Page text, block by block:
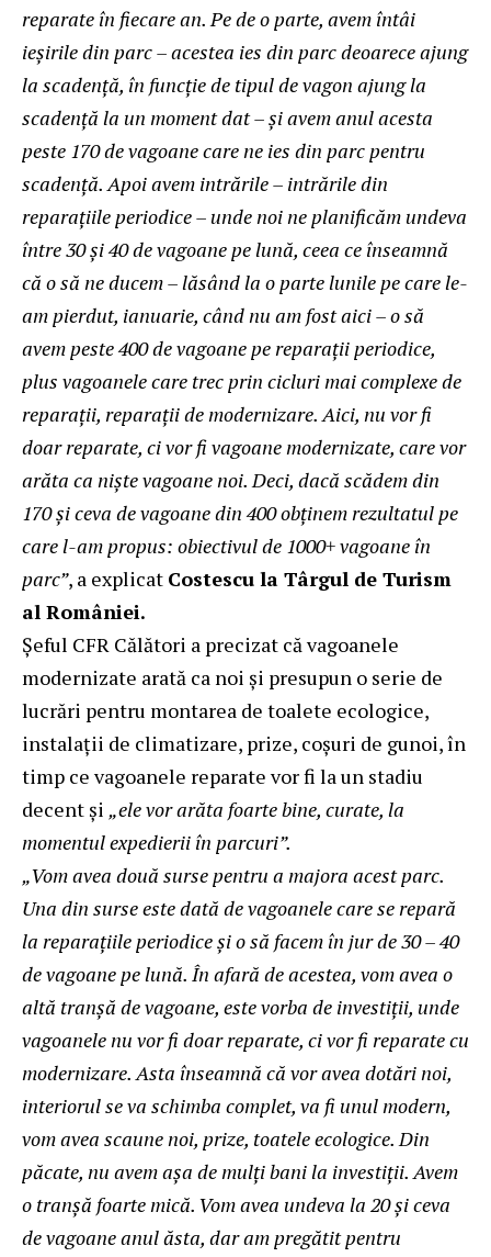
reparate în fiecare an. Pe de o parte, avem întâi
ieşirile din parc – acestea ies din parc deoarece ajung
la scadenţă, în funcţie de tipul de vagon ajung la
scadenţă la un moment dat – şi avem anul acesta
peste 170 de vagoane care ne ies din parc pentru
scadenţă. Apoi avem intrările – intrările din
reparaţiile periodice – unde noi ne planificăm undeva
între 30 şi 40 de vagoane pe lună, ceea ce înseamnă
că o să ne ducem – lăsând la o parte lunile pe care le-
am pierdut, ianuarie, când nu am fost aici – o să
avem peste 400 de vagoane pe reparaţii periodice,
plus vagoanele care trec prin cicluri mai complexe de
reparaţii, reparaţii de modernizare. Aici, nu vor fi
doar reparate, ci vor fi vagoane modernizate, care vor
arăta ca nişte vagoane noi. Deci, dacă scădem din
170 şi ceva de vagoane din 400 obţinem rezultatul pe
care l-am propus: obiectivul de 1000+ vagoane în
parc”, a explicat Costescu la Târgul de Turism
al României.
Şeful CFR Călători a precizat că vagoanele
modernizate arată ca noi şi presupun o serie de
lucrări pentru montarea de toalete ecologice,
instalaţii de climatizare, prize, coşuri de gunoi, în
timp ce vagoanele reparate vor fi la un stadiu
decent şi „ele vor arăta foarte bine, curate, la
momentul expedierii în parcuri”.
„Vom avea două surse pentru a majora acest parc.
Una din surse este dată de vagoanele care se repară
la reparaţiile periodice şi o să facem în jur de 30 – 40
de vagoane pe lună. În afară de acestea, vom avea o
altă tranşă de vagoane, este vorba de investiţii, unde
vagoanele nu vor fi doar reparate, ci vor fi reparate cu
modernizare. Asta înseamnă că vor avea dotări noi,
interiorul se va schimba complet, va fi unul modern,
vom avea scaune noi, prize, toatele ecologice. Din
păcate, nu avem aşa de mulţi bani la investiţii. Avem
o tranşă foarte mică. Vom avea undeva la 20 şi ceva
de vagoane anul ăsta, dar am pregătit pentru